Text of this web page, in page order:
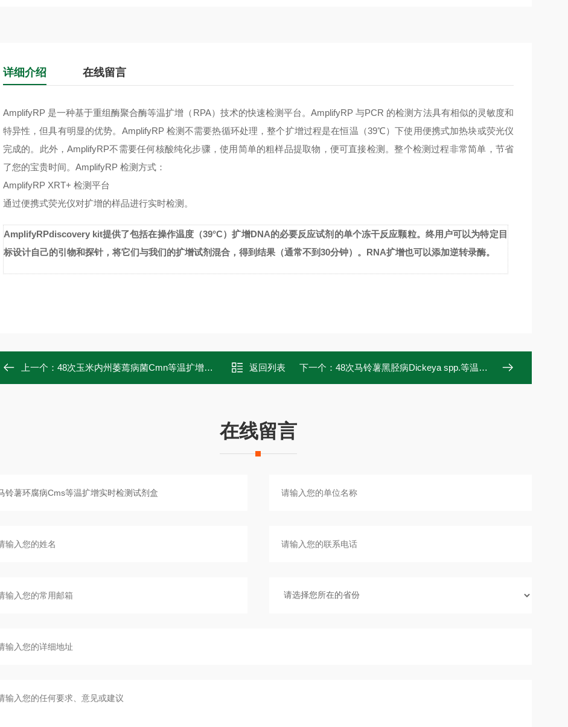
详细介绍 在线留言
AmplifyRP 是一种基于重组酶聚合酶等温扩增（RPA）技术的快速检测平台。AmplifyRP 与PCR 的检测方法具有相似的灵敏度和
特异性，但具有明显的优势。AmplifyRP 检测不需要热循环处理，整个扩增过程是在恒温（39℃）下使用便携式加热块或荧光仪
完成的。此外，AmplifyRP不需要任何核酸纯化步骤，使用简单的粗样品提取物，便可直接检测。整个检测过程非常简单，节省
了您的宝贵时间。AmplifyRP 检测方式：
AmplifyRP XRT+ 检测平台
通过便携式荧光仪对扩增的样品进行实时检测。
AmplifyRPdiscovery kit提供了包括在操作温度（39°C）扩增DNA的必要反应试剂的单个冻干反应颗粒。终用户可以为特定目
标设计自己的引物和探针，将它们与我们的扩增试剂混合，得到结果（通常不到30分钟）。 RNA扩增也可以添加逆转录酶。
上一个： 48次玉米内州萎蔫病菌Cmn等温扩增实时试剂盒 返回列表 下一个： 48次马铃薯黑胫病Dickeya spp.等温扩增试剂盒
在线留言